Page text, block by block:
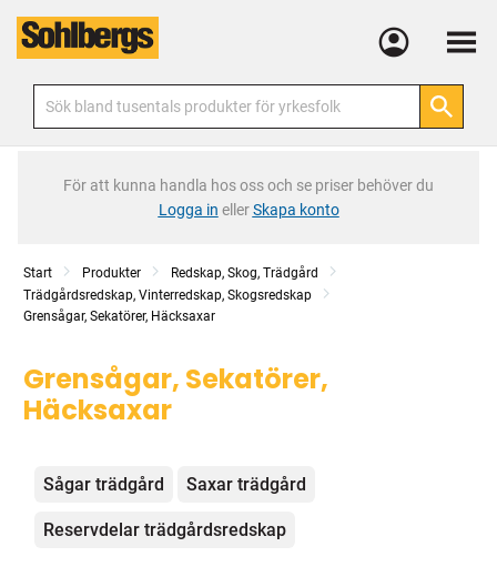
Meny
För att kunna handla hos oss och se priser behöver du
Logga in ellerSkapa konto
Start Produkter
Redskap, Skog, Trädgård
Trädgårdsredskap, Vinterredskap, Skogsredskap
Grensågar, Sekatörer, Häcksaxar
Grensågar, Sekatörer,
Häcksaxar
Kategorier
Sågar trädgård Saxar trädgård
Reservdelar trädgårdsredskap